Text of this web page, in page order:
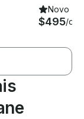
Novo
$495/dia